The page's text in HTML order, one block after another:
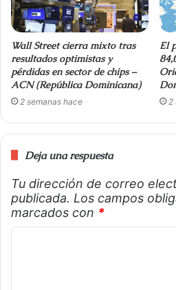
Wall Street cierra mixto tras
resultados optimistas y
pérdidas en sector de chips –
ACN (República Dominicana)
2 semanas hace
El
2
Deja una respuesta
Tu dirección de correo
publicada. Los campos
marcados con *